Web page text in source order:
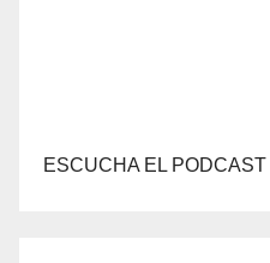
ESCUCHA EL PODCAST